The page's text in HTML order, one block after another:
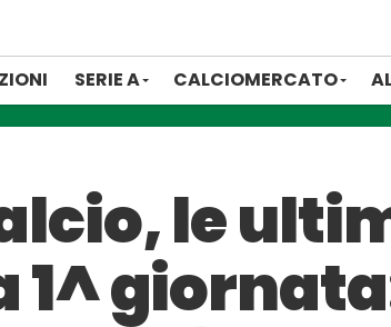
SERIE A CALCIOMERCATO
le
1^